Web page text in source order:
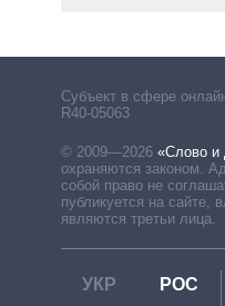
Субъект в сфере
R40-05063
© 2009—2026 «Слово и
охраняются законом.
собой право не
публикуется на сайте,
являются третьи лица.
УКР РОС